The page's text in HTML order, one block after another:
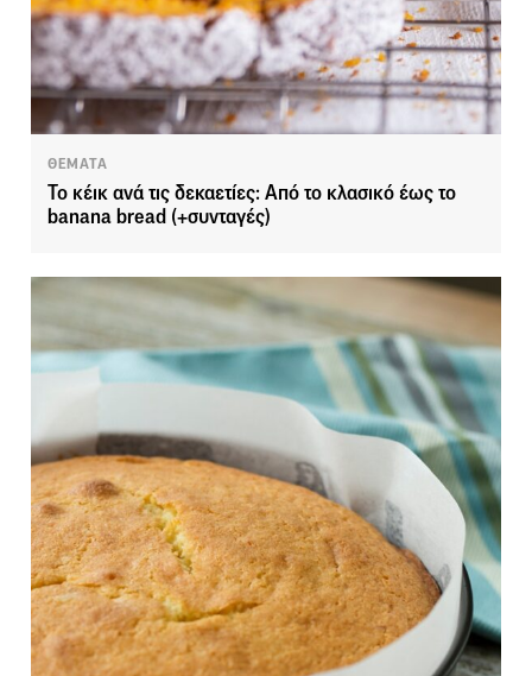
ΘΕΜΑΤΑ
Το κέικ ανά τις δεκαετίες: Από το κλασικό έως το
banana bread (+συνταγές)